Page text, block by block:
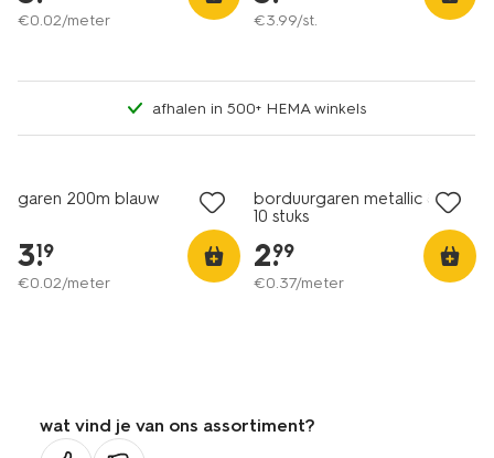
€0.02/meter €3.99/st.
afhalen in 500+ HEMA winkels
garen 200m blauw
3.
19
€0.02/meter
borduurgaren metallic 8m -
10 stuks
2.
99
€0.37/meter
wat vind je van ons assortiment?